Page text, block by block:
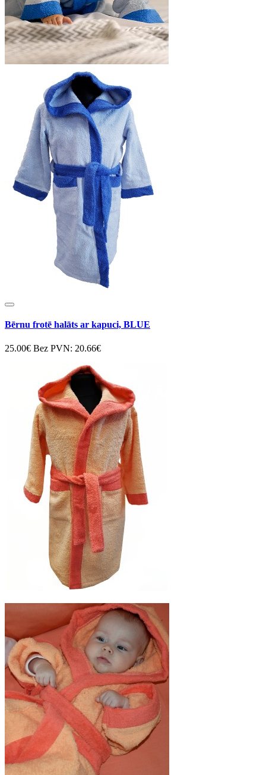
Bērnu frotē halāts ar kapuci, BLUE
25.00€ Bez PVN: 20.66€